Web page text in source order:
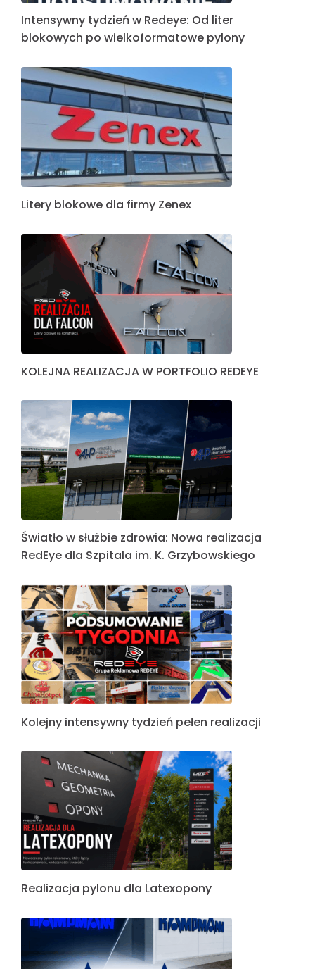
Intensywny tydzień w Redeye: Od liter
blokowych po wielkoformatowe pylony
Litery blokowe dla firmy Zenex
KOLEJNA REALIZACJA W PORTFOLIO REDEYE
Światło w służbie zdrowia: Nowa realizacja
RedEye dla Szpitala im. K. Grzybowskiego
Kolejny intensywny tydzień pełen realizacji
Realizacja pylonu dla Latexopony